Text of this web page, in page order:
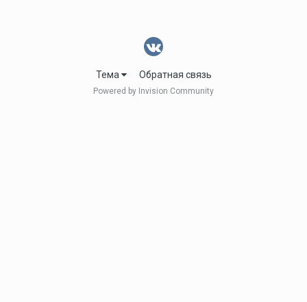
Тема Обратная связь
Powered by Invision Community